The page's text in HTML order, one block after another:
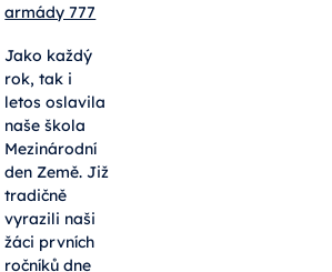
armády 777
Jako každý
rok, tak i
letos oslavila
naše škola
Mezinárodní
den Země. Již
tradičně
vyrazili naši
žáci prvních
ročníků dne